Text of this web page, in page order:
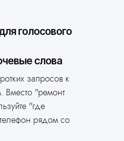
голосового
слова
запросов к
"ремонт
"где
рядом со